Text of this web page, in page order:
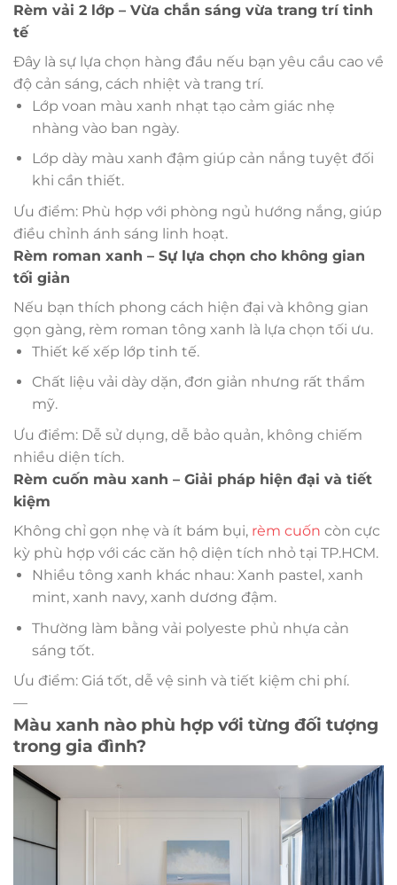
Rèm vải 2 lớp – Vừa chắn sáng vừa trang trí tinh
tế
Đây là sự lựa chọn hàng đầu nếu bạn yêu cầu cao về
độ cản sáng, cách nhiệt và trang trí.
Lớp voan màu xanh nhạt tạo cảm giác nhẹ
nhàng vào ban ngày.
Lớp dày màu xanh đậm giúp cản nắng tuyệt đối
khi cần thiết.
Ưu điểm: Phù hợp với phòng ngủ hướng nắng, giúp
điều chỉnh ánh sáng linh hoạt.
Rèm roman xanh – Sự lựa chọn cho không gian
tối giản
Nếu bạn thích phong cách hiện đại và không gian
gọn gàng, rèm roman tông xanh là lựa chọn tối ưu.
Thiết kế xếp lớp tinh tế.
Chất liệu vải dày dặn, đơn giản nhưng rất thẩm
mỹ.
Ưu điểm: Dễ sử dụng, dễ bảo quản, không chiếm
nhiều diện tích.
Rèm cuốn màu xanh – Giải pháp hiện đại và tiết
kiệm
Không chỉ gọn nhẹ và ít bám bụi, rèm cuốn còn cực
kỳ phù hợp với các căn hộ diện tích nhỏ tại TP.HCM.
Nhiều tông xanh khác nhau: Xanh pastel, xanh
mint, xanh navy, xanh dương đậm.
Thường làm bằng vải polyeste phủ nhựa cản
sáng tốt.
Ưu điểm: Giá tốt, dễ vệ sinh và tiết kiệm chi phí.
—
Màu xanh nào phù hợp với từng đối tượng
trong gia đình?